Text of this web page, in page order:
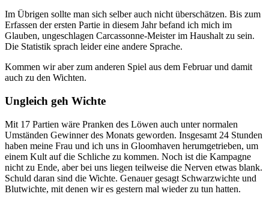
Im Übrigen sollte man sich selber auch nicht überschätzen. Bis zum
Erfassen der ersten Partie in diesem Jahr befand ich mich im
Glauben, ungeschlagen Carcassonne-Meister im Haushalt zu sein.
Die Statistik sprach leider eine andere Sprache.
Kommen wir aber zum anderen Spiel aus dem Februar und damit
auch zu den Wichten.
Ungleich geh Wichte
Mit 17 Partien wäre Pranken des Löwen auch unter normalen
Umständen Gewinner des Monats geworden. Insgesamt 24 Stunden
haben meine Frau und ich uns in Gloomhaven herumgetrieben, um
einem Kult auf die Schliche zu kommen. Noch ist die Kampagne
nicht zu Ende, aber bei uns liegen teilweise die Nerven etwas blank.
Schuld daran sind die Wichte. Genauer gesagt Schwarzwichte und
Blutwichte, mit denen wir es gestern mal wieder zu tun hatten.